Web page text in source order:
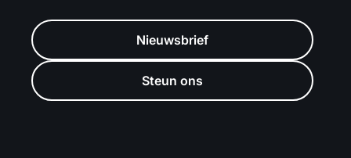
Nieuwsbrief
Steun ons